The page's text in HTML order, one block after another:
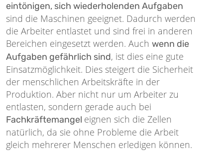
eintönigen, sich wiederholenden Aufgaben
sind die Maschinen geeignet. Dadurch werden
die Arbeiter entlastet und sind frei in anderen
Bereichen eingesetzt werden. Auch wenn die
Aufgaben gefährlich sind, ist dies eine gute
Einsatzmöglichkeit. Dies steigert die Sicherheit
der menschlichen Arbeitskräfte in der
Produktion. Aber nicht nur um Arbeiter zu
entlasten, sondern gerade auch bei
Fachkräftemangel eignen sich die Zellen
natürlich, da sie ohne Probleme die Arbeit
gleich mehrerer Menschen erledigen können.